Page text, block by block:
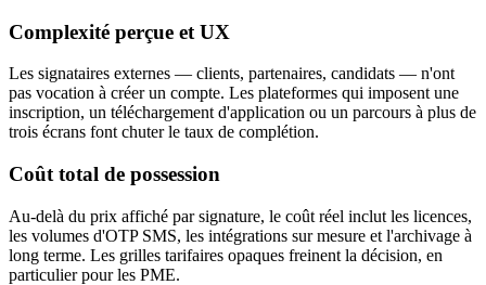
Complexité perçue et UX
Les signataires externes — clients, partenaires, candidats — n'ont
pas vocation à créer un compte. Les plateformes qui imposent une
inscription, un téléchargement d'application ou un parcours à plus de
trois écrans font chuter le taux de complétion.
Coût total de possession
Au-delà du prix affiché par signature, le coût réel inclut les licences,
les volumes d'OTP SMS, les intégrations sur mesure et l'archivage à
long terme. Les grilles tarifaires opaques freinent la décision, en
particulier pour les PME.